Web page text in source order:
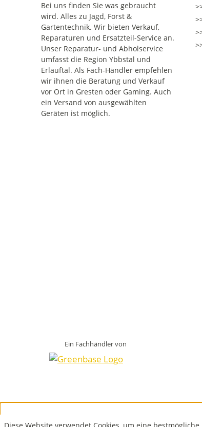
Bei uns finden Sie was gebraucht
wird. Alles zu Jagd, Forst &
Gartentechnik. Wir bieten Verkauf,
Reparaturen und Ersatzteil-Service an.
Unser Reparatur- und Abholservice
umfasst die Region Ybbstal und
Erlauftal. Als Fach-Händler empfehlen
wir ihnen die Beratung und Verkauf
vor Ort in Gresten oder Gaming. Auch
ein Versand von ausgewählten
Geräten ist möglich.
Ein Fachhändler von